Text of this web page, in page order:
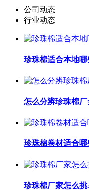
公司动态
行业动态
珍珠棉适合本地
怎么分辨珍珠棉
珍珠棉卷材适合
珍珠棉厂家怎么